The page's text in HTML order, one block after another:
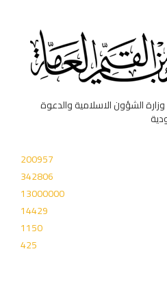
الشؤون الاسلامية والدعوة
200957
342806
13000000
14429
1150
425